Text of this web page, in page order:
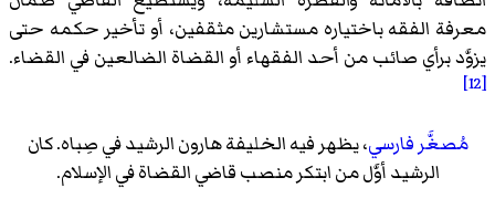
معرفة الفقه باختياره مستشارين مثقفين، أو تأخير حكمه حتى
يزوَّد برأي صائب من أحد الفقهاء أو القضاة الضالعين في القضاء.
[12]
مُصغَّر فارسي، يظهر فيه الخليفة هارون الرشيد في صِباه. كان
الرشيد أوَّل من ابتكر منصب قاضي القضاة في الإسلام.